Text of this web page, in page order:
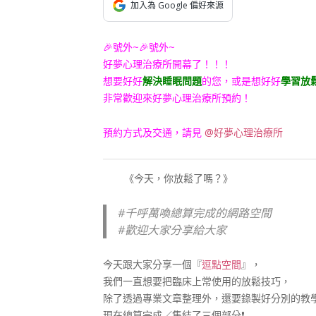
發
展
協
會
加入為 Google 偏好來源
🎉號外~🎉號外~
好夢心理治療所開幕了！！！
想要好好解決睡眠問題的您，或是想好好學習放
非常歡迎來好夢心理治療所預約！
預約方式及交通，請見 @好夢心理治療所
《今天，你放鬆了嗎？》
#千呼萬喚總算完成的網路空間
#歡迎大家分享給大家
今天跟大家分享一個『逗點空間』，
我們一直想要把臨床上常使用的放鬆技巧，
除了透過專業文章整理外，還要錄製好分別的教